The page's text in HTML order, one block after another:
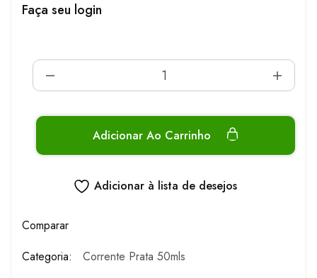
Faça seu login
Adicionar Ao Carrinho
Adicionar à lista de desejos
Comparar
Categoria:
Corrente Prata 50mls